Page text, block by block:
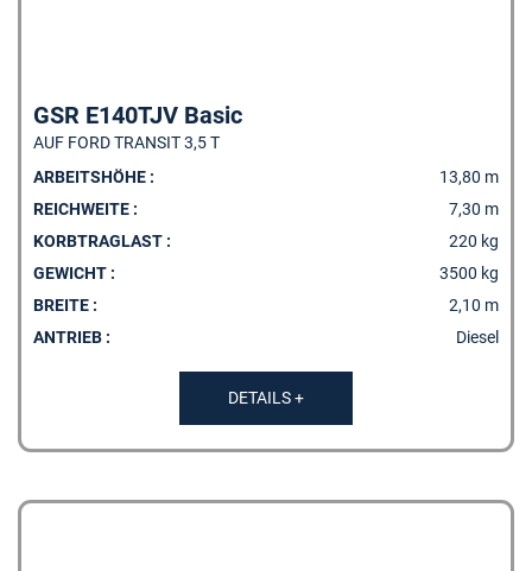
GSR E140TJV Basic
AUF FORD TRANSIT 3,5 T
ARBEITSHÖHE :
13,80 m
REICHWEITE :
7,30 m
KORBTRAGLAST :
220 kg
GEWICHT :
3500 kg
BREITE :
2,10 m
ANTRIEB :
Diesel
DETAILS +